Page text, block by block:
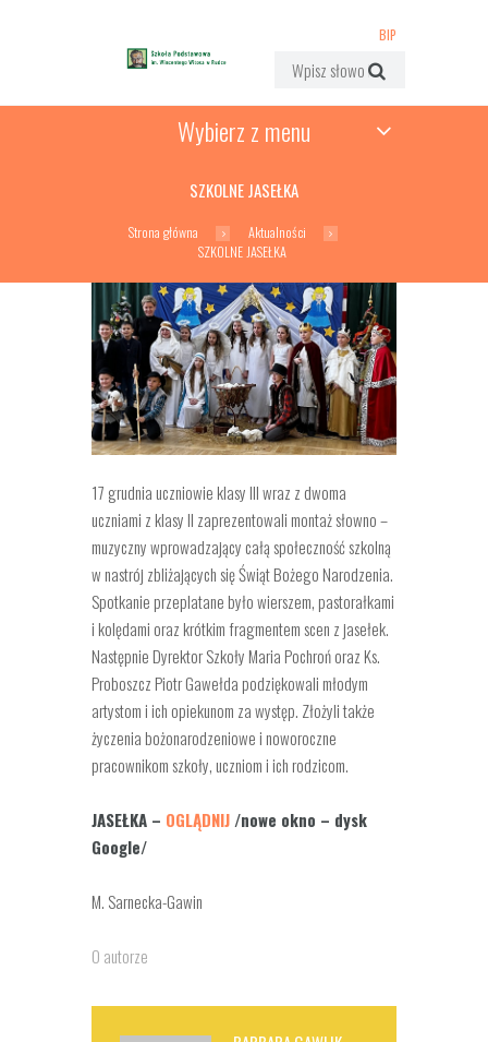
BIP
Wybierz z menu
SZKOLNE JASEŁKA
Strona główna
Aktualności
SZKOLNE JASEŁKA
17 grudnia uczniowie klasy III wraz z dwoma
uczniami z klasy II zaprezentowali montaż słowno –
muzyczny wprowadzający całą społeczność szkolną
w nastrój zbliżających się Świąt Bożego Narodzenia.
Spotkanie przeplatane było wierszem, pastorałkami
i kolędami oraz krótkim fragmentem scen z jasełek.
Następnie Dyrektor Szkoły Maria Pochroń oraz Ks.
Proboszcz Piotr Gawełda podziękowali młodym
artystom i ich opiekunom za występ. Złożyli także
życzenia bożonarodzeniowe i noworoczne
pracownikom szkoły, uczniom i ich rodzicom.
JASEŁKA – OGLĄDNIJ /nowe okno – dysk
Google/
M. Sarnecka-Gawin
O autorze